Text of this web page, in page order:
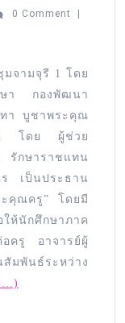
0 Comment
|
จามจุรี 1 โดย
ษา กองพัฒนา
า บูชาพระคุณ
โดย ผู้ช่วย
รักษาราชแทน
ร เป็นประธาน
คุณครู” โดยมี
ห้นักศึกษาภาค
ครู อาจารย์ผู้
พันธ์ระหว่าง
…)